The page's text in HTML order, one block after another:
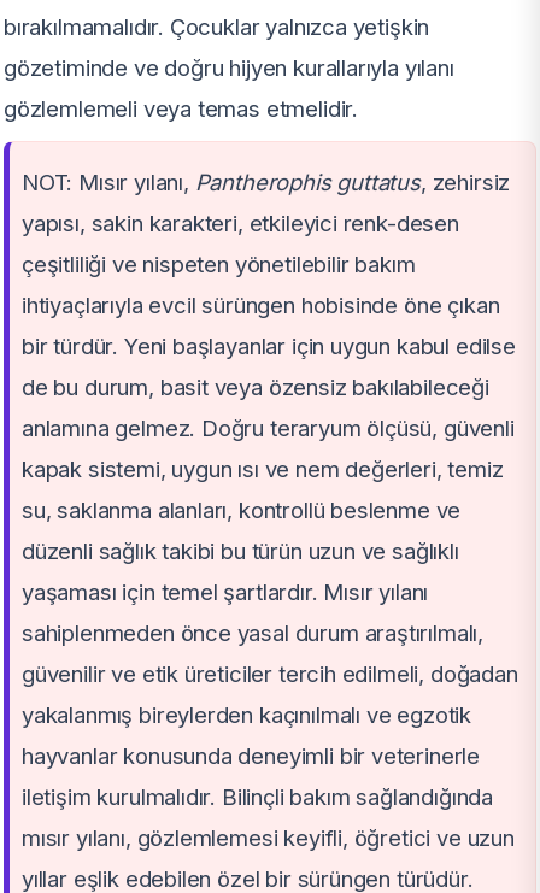
bırakılmamalıdır. Çocuklar yalnızca yetişkin
gözetiminde ve doğru hijyen kurallarıyla yılanı
gözlemlemeli veya temas etmelidir.
NOT: Mısır yılanı, Pantherophis guttatus, zehirsiz
yapısı, sakin karakteri, etkileyici renk-desen
çeşitliliği ve nispeten yönetilebilir bakım
ihtiyaçlarıyla evcil sürüngen hobisinde öne çıkan
bir türdür. Yeni başlayanlar için uygun kabul edilse
de bu durum, basit veya özensiz bakılabileceği
anlamına gelmez. Doğru teraryum ölçüsü, güvenli
kapak sistemi, uygun ısı ve nem değerleri, temiz
su, saklanma alanları, kontrollü beslenme ve
düzenli sağlık takibi bu türün uzun ve sağlıklı
yaşaması için temel şartlardır. Mısır yılanı
sahiplenmeden önce yasal durum araştırılmalı,
güvenilir ve etik üreticiler tercih edilmeli, doğadan
yakalanmış bireylerden kaçınılmalı ve egzotik
hayvanlar konusunda deneyimli bir veterinerle
iletişim kurulmalıdır. Bilinçli bakım sağlandığında
mısır yılanı, gözlemlemesi keyifli, öğretici ve uzun
yıllar eşlik edebilen özel bir sürüngen türüdür.